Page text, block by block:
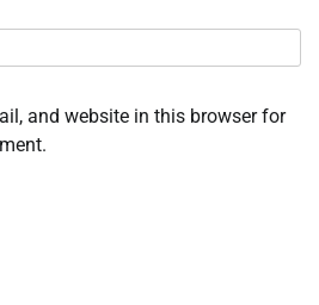
and website in this browser for